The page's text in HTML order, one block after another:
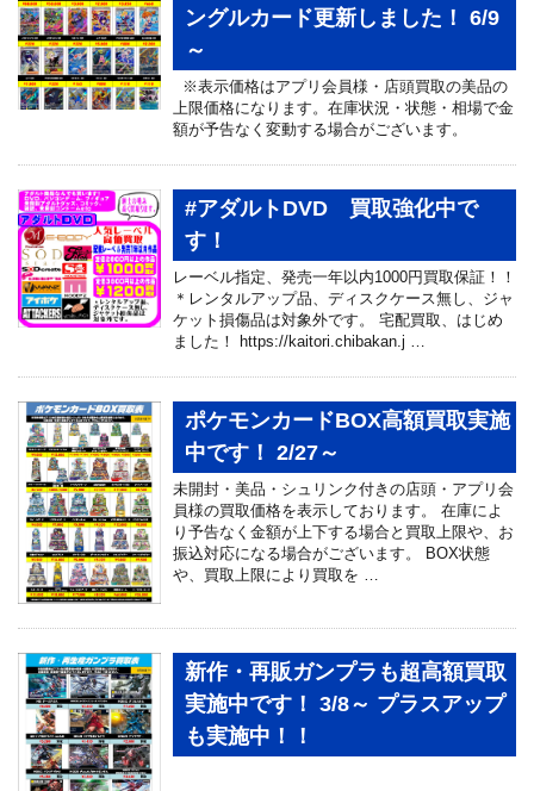
ングルカード更新しました！ 6/9
～
※表示価格はアプリ会員様・店頭買取の美品の
上限価格になります。在庫状況・状態・相場で金
額が予告なく変動する場合がございます。
#アダルトDVD 買取強化中で
す！
レーベル指定、発売一年以内1000円買取保証！！
＊レンタルアップ品、ディスクケース無し、ジャ
ケット損傷品は対象外です。 宅配買取、はじめ
ました！ https://kaitori.chibakan.j …
ポケモンカードBOX高額買取実施
中です！ 2/27～
未開封・美品・シュリンク付きの店頭・アプリ会
員様の買取価格を表示しております。 在庫によ
り予告なく金額が上下する場合と買取上限や、お
振込対応になる場合がございます。 BOX状態
や、買取上限により買取を …
新作・再販ガンプラも超高額買取
実施中です！ 3/8～ プラスアップ
も実施中！！